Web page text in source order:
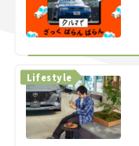
Lifestyle